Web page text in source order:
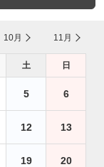
10月 11月
土 日
5 6
12 13
19 20